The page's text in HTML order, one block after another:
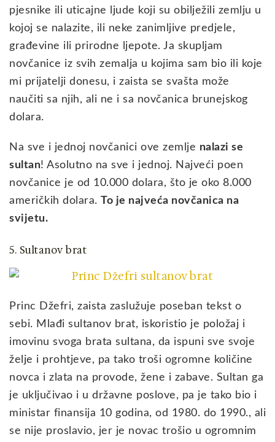
pjesnike ili uticajne ljude koji su obilježili zemlju u
kojoj se nalazite, ili neke zanimljive predjele,
građevine ili prirodne ljepote. Ja skupljam
novčanice iz svih zemalja u kojima sam bio ili koje
mi prijatelji donesu, i zaista se svašta može
naučiti sa njih, ali ne i sa novčanica brunejskog
dolara.
Na sve i jednoj novčanici ove zemlje nalazi se
sultan! Asolutno na sve i jednoj. Najveći poen
novčanice je od 10.000 dolara, što je oko 8.000
američkih dolara. To je najveća novčanica na
svijetu.
5. Sultanov brat
Princ Džefri, zaista zaslužuje poseban tekst o
sebi. Mlađi sultanov brat, iskoristio je položaj i
imovinu svoga brata sultana, da ispuni sve svoje
želje i prohtjeve, pa tako troši ogromne količine
novca i zlata na provode, žene i zabave. Sultan ga
je uključivao i u državne poslove, pa je tako bio i
ministar finansija 10 godina, od 1980. do 1990., ali
se nije proslavio, jer je novac trošio u ogromnim